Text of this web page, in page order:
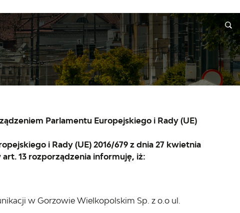
INFORMACJE WNIOSKI I REKLAMACJE KONTAKT
Parlamentu Europejskiego i Rady (UE)
i Rady (UE) 2016/679 z dnia 27 kwietnia
13 rozporządzenia informuję, iż:
w Gorzowie Wielkopolskim Sp. z o.o ul.